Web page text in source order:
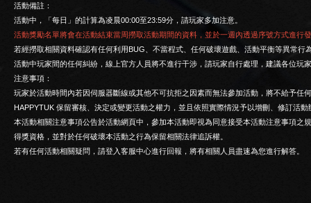
活動備註：
活動中，「每日」的計算為凌晨00:00至23:59分，請玩家多加注意。
活動獎勵名單將會在活動結束當周撈取活動期間的資料，並於一週內透過序號方式進行
若經撈取相關資料確認有任何利用BUG、不當程式、任何破壞遊戲、活動平衡等異常
活動中玩家間的任何糾紛，線上官方人員將不進行干涉，請玩家自行處理，建議各位玩
注意事項：
玩家於活動時間內若因伺服器斷線或其他不可抗拒之因素而無法參加活動，將不給予任
HAPPYTUK 保留審核、決定或變更活動之權力，並且依照實際情況予以增刪、修訂活
本活動相關注意事項公告於活動網頁中，參加本活動即視為同意接受本活動注意事項
得獎資格，並對於任何破壞本活動之行為保留相關法律追訴權。
若有任何活動相關疑問，請登入客服中心進行回報，將有相關人員盡速為您進行解答。